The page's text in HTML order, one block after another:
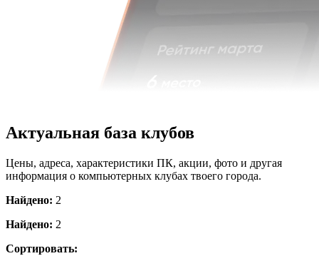
Актуальная база клубов
Цены, адреса, характеристики ПК, акции, фото и другая
информация о компьютерных клубах твоего города.
Найдено: 2
Найдено: 2
Сортировать: